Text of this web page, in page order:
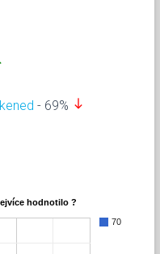
- 69% south
hodnotilo ?
70